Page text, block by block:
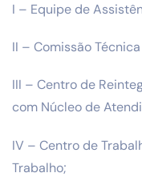
I – Equipe de
II – Comissão
III – Centro de
com Núcleo de
IV – Centro de
Trabalho;